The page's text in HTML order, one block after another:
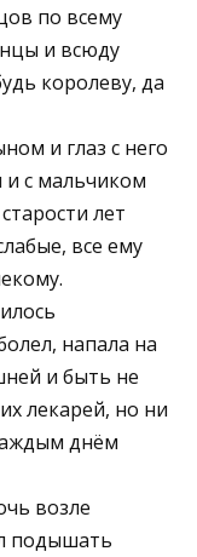
по всему
и всюду
королеву, да
и глаз с него
и с мальчиком
лет
все ему
напала на
и быть не
лекарей, но ни
днём
возле
подышать